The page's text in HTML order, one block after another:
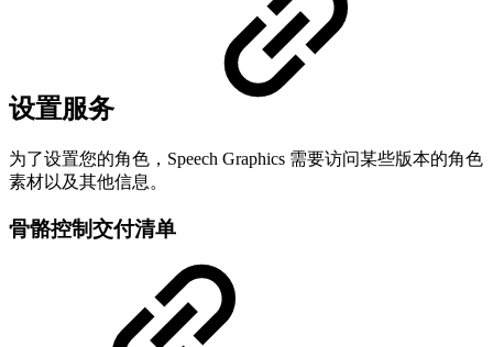
设置服务
为了设置您的角色，Speech Graphics 需要访问某些版本的角色
素材以及其他信息。
骨骼控制交付清单